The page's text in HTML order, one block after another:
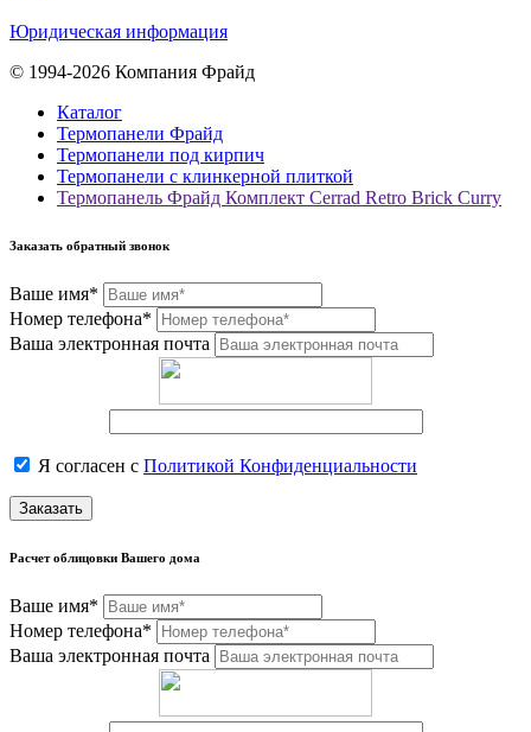
Юридическая информация
© 1994-2026 Компания Фрайд
Каталог
Термопанели Фрайд
Термопанели под кирпич
Термопанели с клинкерной плиткой
Термопанель Фрайд Комплект Cerrad Retro Brick Curry
Заказать обратный звонок
Ваше имя*
Номер телефона*
Ваша электронная почта
Я согласен с Политикой Конфиденциальности
Заказать
Расчет облицовки Вашего дома
Ваше имя*
Номер телефона*
Ваша электронная почта